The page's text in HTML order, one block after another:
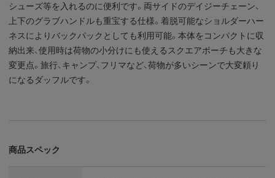
シューズ等を入れるのに便利です。両サイドのデイジーチェーン、
上下のグラブハンドルも重宝する仕様。着脱可能なショルダーハー
ネスによりバックパックとしても利用可能。本体をコンパクトに収
納出来、使用時は荷物の小分けにも使えるスクエアポーチも大きな
変更点。旅行、キャンプ、フリマなど、荷物が多いシーンで大変頼り
になるダッフルです。
商品スペック